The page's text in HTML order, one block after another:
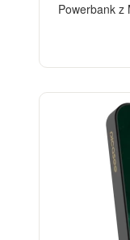
Powerbank z